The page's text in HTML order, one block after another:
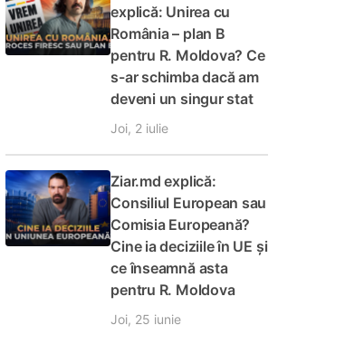
explică: Unirea cu
România – plan B
pentru R. Moldova? Ce
s-ar schimba dacă am
deveni un singur stat
Joi, 2 iulie
Ziar.md explică:
Consiliul European sau
Comisia Europeană?
Cine ia deciziile în UE și
ce înseamnă asta
pentru R. Moldova
Joi, 25 iunie